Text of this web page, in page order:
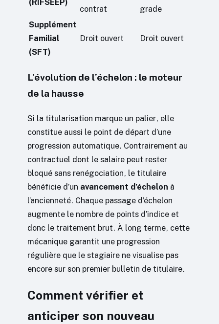
contrat
grade
Supplément
Familial
(SFT)
Droit ouvert Droit ouvert
L’évolution de l’échelon : le moteur
de la hausse
Si la titularisation marque un palier, elle
constitue aussi le point de départ d’une
progression automatique. Contrairement au
contractuel dont le salaire peut rester
bloqué sans renégociation, le titulaire
bénéficie d’un avancement d’échelon à
l’ancienneté. Chaque passage d’échelon
augmente le nombre de points d’indice et
donc le traitement brut. À long terme, cette
mécanique garantit une progression
régulière que le stagiaire ne visualise pas
encore sur son premier bulletin de titulaire.
Comment vérifier et
anticiper son nouveau